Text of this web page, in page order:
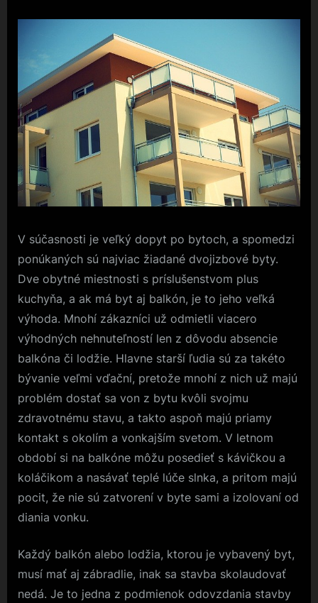
V súčasnosti je veľký dopyt po bytoch, a spomedzi
ponúkaných sú najviac žiadané dvojizbové byty.
Dve obytné miestnosti s príslušenstvom plus
kuchyňa, a ak má byt aj balkón, je to jeho veľká
výhoda. Mnohí zákazníci už odmietli viacero
výhodných nehnuteľností len z dôvodu absencie
balkóna či lodžie. Hlavne starší ľudia sú za takéto
bývanie veľmi vďační, pretože mnohí z nich už majú
problém dostať sa von z bytu kvôli svojmu
zdravotnému stavu, a takto aspoň majú priamy
kontakt s okolím a vonkajším svetom. V letnom
období si na balkóne môžu posedieť s kávičkou a
koláčikom a nasávať teplé lúče slnka, a pritom majú
pocit, že nie sú zatvorení v byte sami a izolovaní od
diania vonku.
Každý balkón alebo lodžia, ktorou je vybavený byt,
musí mať aj zábradlie, inak sa stavba skolaudovať
nedá. Je to jedna z podmienok odovzdania stavby